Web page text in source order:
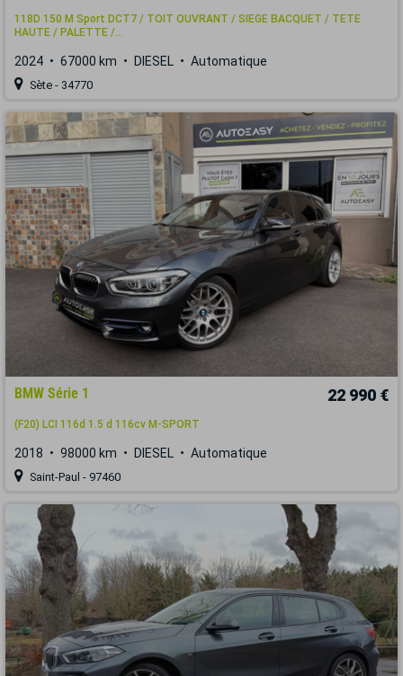
118D 150 M Sport DCT7 / TOIT OUVRANT / SIEGE BACQUET / TETE
HAUTE / PALETTE /...
2024 67000 km DIESEL Automatique
Sète - 34770
BMW Série 1 22 990 €
(F20) LCI 116d 1.5 d 116cv M-SPORT
2018 98000 km DIESEL Automatique
Saint-Paul - 97460